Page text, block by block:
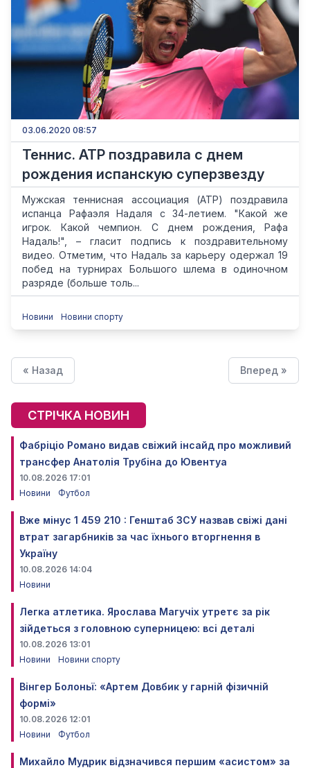
03.06.2020 08:57
Теннис. АТР поздравила с днем
рождения испанскую суперзвезду
Мужская теннисная ассоциация (ATP) поздравила
испанца Рафаэля Надаля с 34-летием. "Какой же
игрок. Какой чемпион. С днем рождения, Рафа
Надаль!", – гласит подпись к поздравительному
видео. Отметим, что Надаль за карьеру одержал 19
побед на турнирах Большого шлема в одиночном
разряде (больше толь...
Новини Новини спорту
« Назад Вперед »
СТРІЧКА НОВИН
Фабріціо Романо видав свіжий інсайд про можливий
трансфер Анатолія Трубіна до Ювентуа
10.08.2026 17:01
Новини
Футбол
Вже мінус 1 459 210 : Генштаб ЗСУ назвав свіжі дані
втрат загарбників за час їхнього вторгнення в
Україну
10.08.2026 14:04
Новини
Легка атлетика. Ярослава Магучіх утретє за рік
зійдеться з головною суперницею: всі деталі
10.08.2026 13:01
Новини
Новини спорту
Вінгер Болоньї: «Артем Довбик у гарній фізичній
формі»
10.08.2026 12:01
Новини
Футбол
Михайло Мудрик відзначився першим «асистом» за